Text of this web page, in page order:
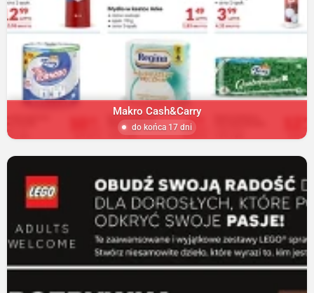
Makro Cash&Carry
do końca 17 dni